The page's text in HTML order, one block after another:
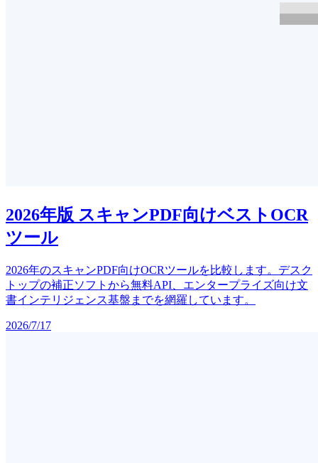
2026年版 スキャンPDF向けベストOCR
ツール
2026年のスキャンPDF向けOCRツールを比較します。デスク
トップの補正ソフトから無料API、エンタープライズ向け文
書インテリジェンス基盤までを網羅しています。
2026/7/17